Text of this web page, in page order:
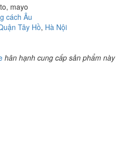
mayo
cách Âu
Tây Hồ, Hà Nội
hân hạnh cung cấp sản phẩm này